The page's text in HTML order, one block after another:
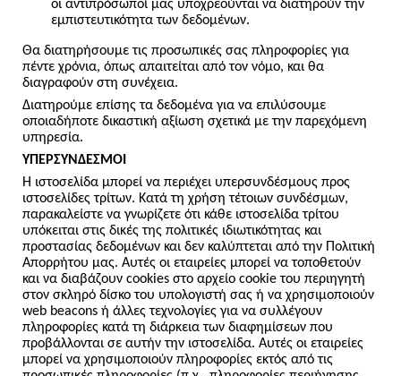
οι αντιπρόσωποί μας υποχρεούνται να διατηρούν την
εμπιστευτικότητα των δεδομένων.
Θα διατηρήσουμε τις προσωπικές σας πληροφορίες για
πέντε χρόνια, όπως απαιτείται από τον νόμο, και θα
διαγραφούν στη συνέχεια.
Διατηρούμε επίσης τα δεδομένα για να επιλύσουμε
οποιαδήποτε δικαστική αξίωση σχετικά με την παρεχόμενη
υπηρεσία.
ΥΠΕΡΣΥΝΔΕΣΜΟΙ
Η ιστοσελίδα μπορεί να περιέχει υπερσυνδέσμους προς
ιστοσελίδες τρίτων. Κατά τη χρήση τέτοιων συνδέσμων,
παρακαλείστε να γνωρίζετε ότι κάθε ιστοσελίδα τρίτου
υπόκειται στις δικές της πολιτικές ιδιωτικότητας και
προστασίας δεδομένων και δεν καλύπτεται από την Πολιτική
Απορρήτου μας. Αυτές οι εταιρείες μπορεί να τοποθετούν
και να διαβάζουν cookies στο αρχείο cookie του περιηγητή
στον σκληρό δίσκο του υπολογιστή σας ή να χρησιμοποιούν
web beacons ή άλλες τεχνολογίες για να συλλέγουν
πληροφορίες κατά τη διάρκεια των διαφημίσεων που
προβάλλονται σε αυτήν την ιστοσελίδα. Αυτές οι εταιρείες
μπορεί να χρησιμοποιούν πληροφορίες εκτός από τις